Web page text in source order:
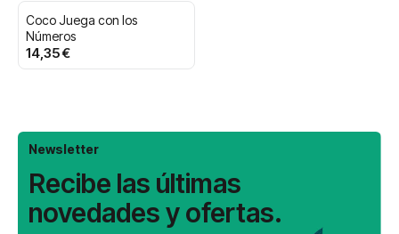
Coco Juega con los
Números
14,35 €
Newsletter
Recibe las últimas
novedades y ofertas.